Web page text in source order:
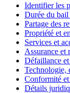
Identifier les
Durée du
Partage des
Propriété et
Services et
Assurance et
Défaillance
Technologie,
Conformité
Détails